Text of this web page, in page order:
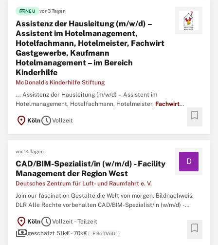
fiber_newNEU vor 3 Tagen
Assistenz der Hausleitung (m/w/d) –
Assistent im Hotelmanagement,
Hotelfachmann, Hotelmeister, Fachwirt
Gastgewerbe, Kaufmann
Hotelmanagement – im Bereich
Kinderhilfe
McDonald's Kinderhilfe Stiftung
... Assistenz der Hausleitung (m/w/d) – Assistent im
Hotelmanagement, Hotelfachmann, Hotelmeister, Fachwirt
Kinderhilfe Festanstellung, Vollzeit · Ronald McDonald Haus Köln
location_on KölnscheduleVollzeit bookmark
vor 14 Tagen
CAD/BIM-Spezialist/in (w/m/d) - Facility
Management der Region West
Deutsches Zentrum für Luft- und Raumfahrt e. V.
D
Join our fascination Gestalte die Welt von morgen. Bildnachweis:
DLR Alle Rechte vorbehalten CAD/BIM-Spezialist/in (w/m/d) -
Köln Eintrittsdatum: 01.10.2026 Karrierestufe: Berufserfahrene
Beschäftigungsgrad: Teilzeit, Vollzeit Dauer der ...
location_on KölnscheduleVollzeit · Teilzeit
paymentsgeschätzt 51k€ - 70k€( E 9c TVöD ) bookmark